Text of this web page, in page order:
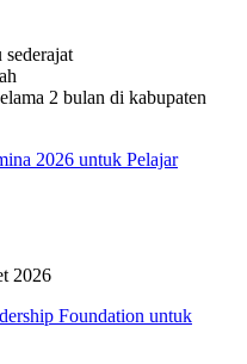
2 bulan di kabupaten
2026 untuk Pelajar
2026
Foundation untuk